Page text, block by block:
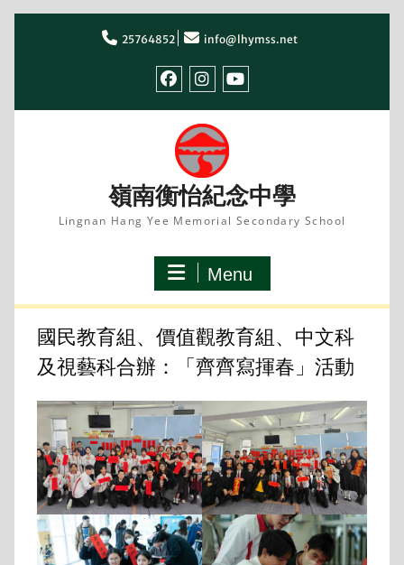
25764852 info@lhymss.net
嶺南衡怡紀念中學
Lingnan Hang Yee Memorial Secondary School
Menu
國民教育組、價值觀教育組、中文科
及視藝科合辦：「齊齊寫揮春」活動